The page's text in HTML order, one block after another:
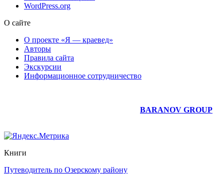
WordPress.org
О сайте
О проекте «Я — краевед»
Авторы
Правила сайта
Экскурсии
Информационное сотрудничество
BARANOV GROUP
Книги
Путеводитель по Озерскому району